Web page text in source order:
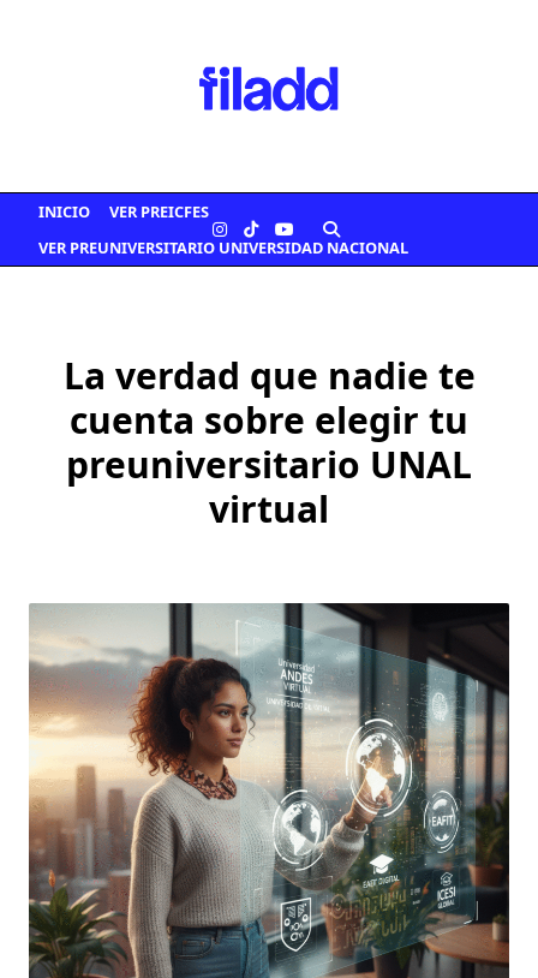
INICIO
VER PREICFES
VER PREUNIVERSITARIO UNIVERSIDAD NACIONAL
La verdad que nadie te
cuenta sobre elegir tu
preuniversitario UNAL
virtual